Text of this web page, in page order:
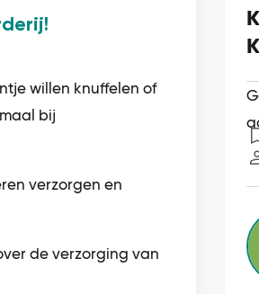
willen knuffelen of
bij
verzorgen en
de verzorging van